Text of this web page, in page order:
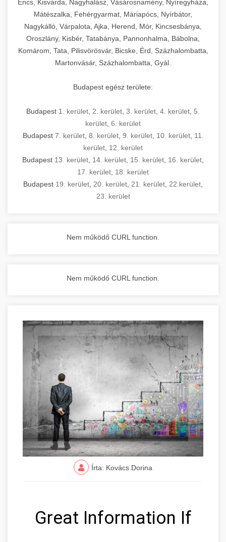
Encs, Kisvárda, Nagyhalász, Vásárosnamény, Nyíregyháza,
Mátészalka, Fehérgyarmat, Máriapócs, Nyírbátor,
Nagykálló, Várpalota, Ajka, Herend, Mór, Kincsesbánya,
Oroszlány, Kisbér, Tatabánya, Pannonhalma, Bábolna,
Komárom, Tata, Pilisvörösvár, Bicske, Érd, Százhalombatta,
Martonvásár, Százhalombatta, Gyál.
Budapest egész területe:
Budapest 1. kerület 2. kerület 3. kerület 4. kerület 5.
kerület 6. kerület
Budapest 7. kerület, 8. kerület, 9. kerület, 10. kerület, 11.
kerület 12. kerület
Budapest 13. kerület 14. kerület 15. kerület 16. kerület
17. kerület 18. kerület
Budapest 19. kerület 20. kerület 21. kerület 22.kerület
23. kerület
Nem működő CURL function.
Nem működő CURL function.
Írta: Kovács Dorina
Great Information If